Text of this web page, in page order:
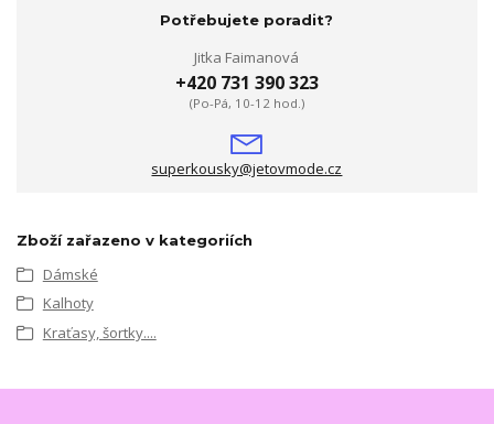
Potřebujete poradit?
Jitka Faimanová
+420 731 390 323
(Po-Pá, 10-12 hod.)
superkousky@jetovmode.cz
Zboží zařazeno v kategoriích
Dámské
Kalhoty
Kraťasy, šortky....